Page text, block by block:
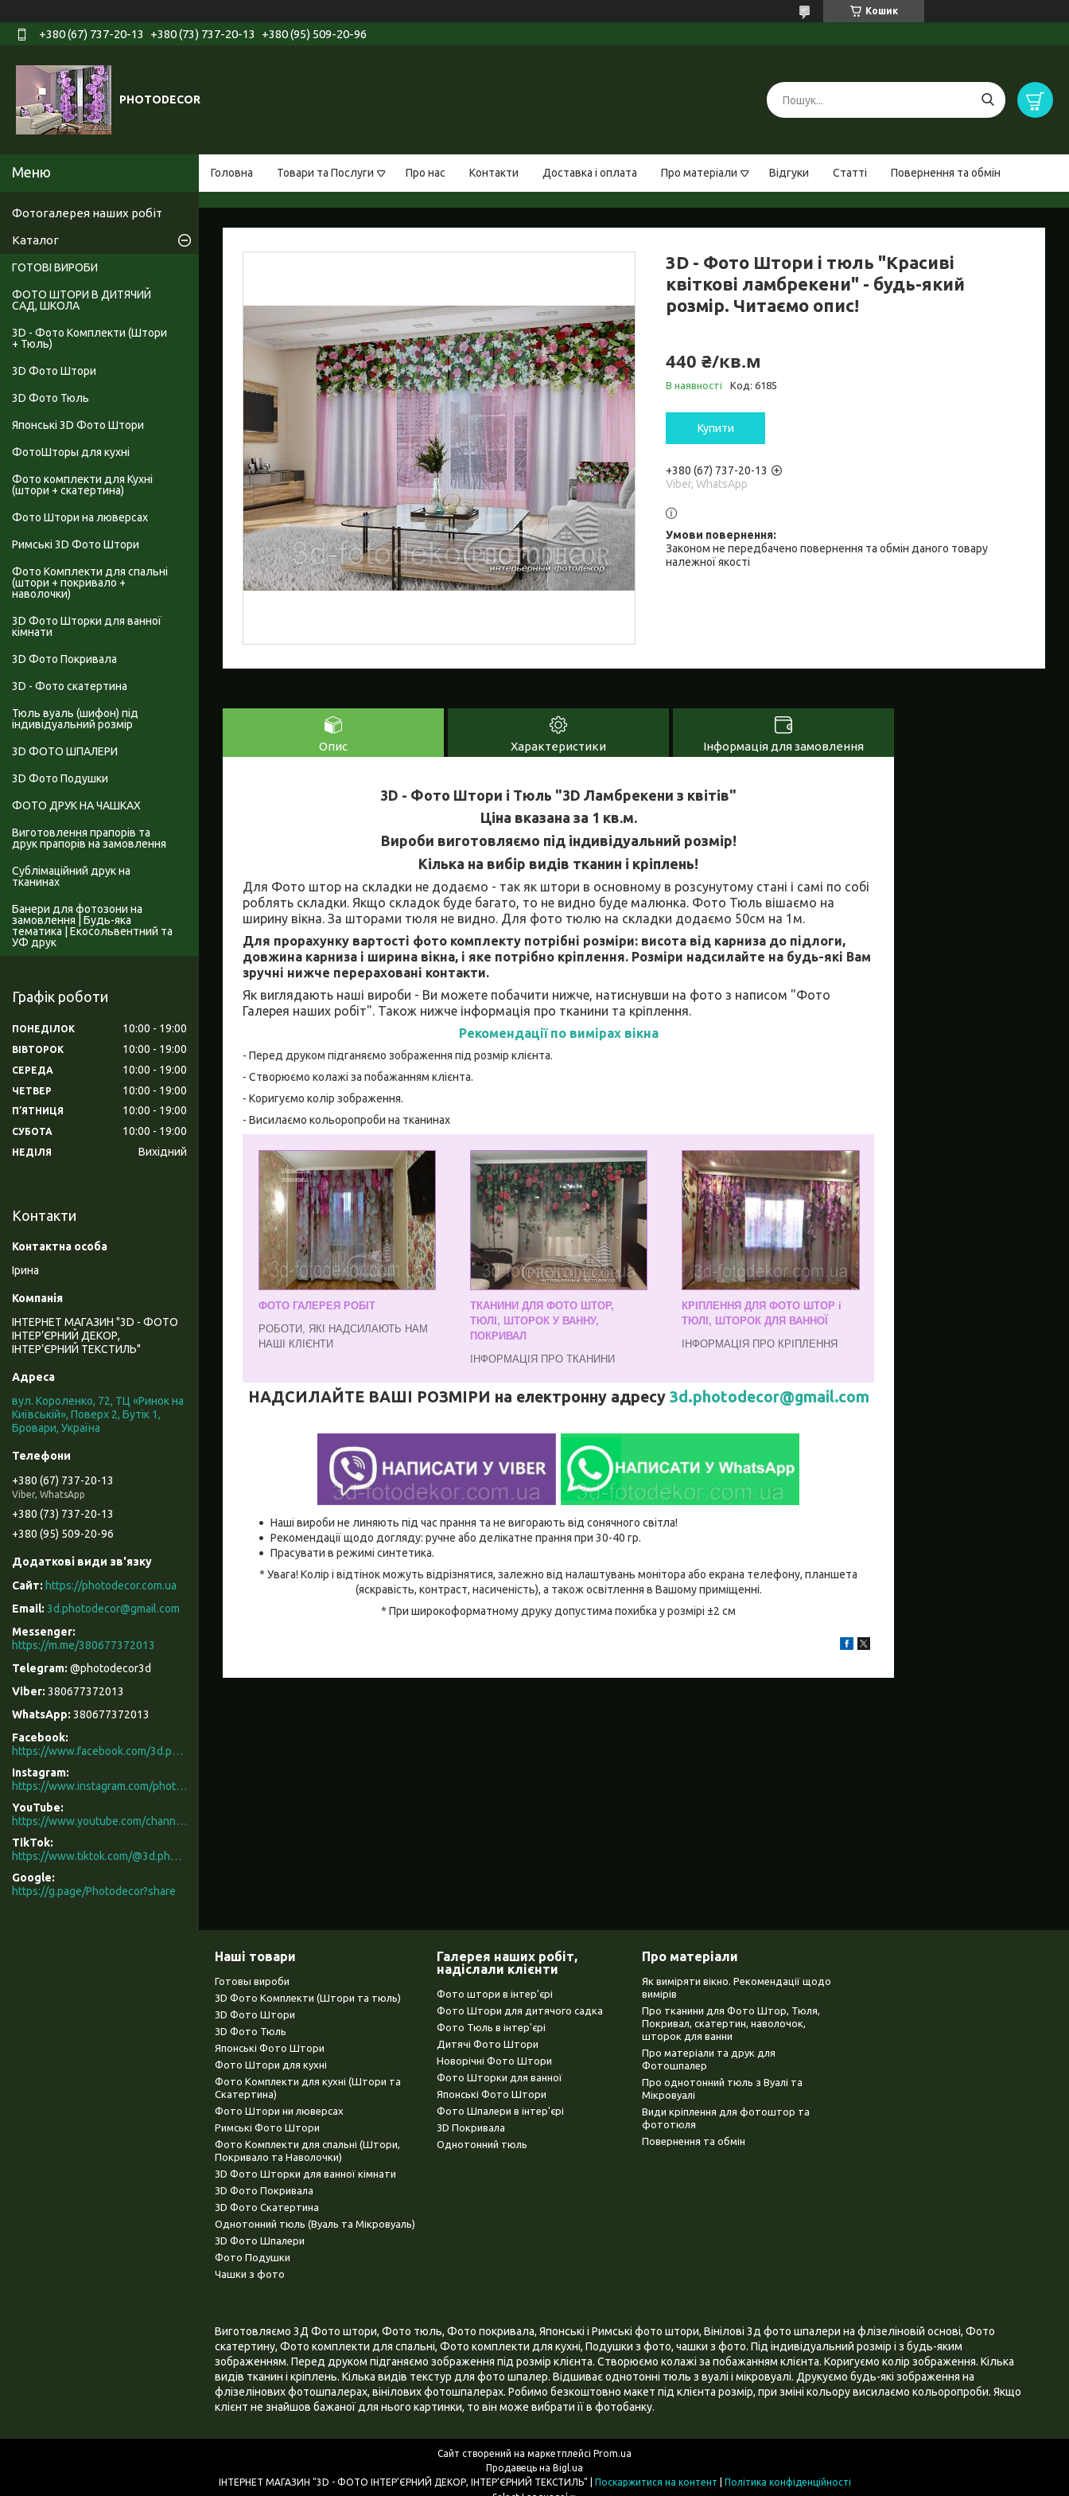
Кошик
+380 (67) 737-20-13 +380 (73) 737-20-13 +380 (95) 509-20-96
PHOTODECOR
Головна Товари та Послуги Про нас Контакти Доставка і оплата Про матеріали Відгуки Статті Повернення та обмін
3D - Фото Штори і тюль "Красиві
квіткові ламбрекени" - будь-який
розмір. Читаємо опис!
440 ₴/кв.м
В наявності Код: 6185
Купити
+380 (67) 737-20-13
Viber, WhatsApp
Законом не передбачено повернення та обмін даного товару
належної якості
Опис Характеристики Інформація для замовлення
3D - Фото Штори і Тюль "3D Ламбрекени з квітів"
Ціна вказана за 1 кв.м.
Вироби виготовляємо під індивідуальний розмір!
Кілька на вибір видів тканин і кріплень!
Для Фото штор на складки не додаємо - так як штори в основному в розсунутому стані і самі по собі
роблять складки. Якщо складок буде багато, то не видно буде малюнка. Фото Тюль вішаємо на
ширину вікна. За шторами тюля не видно. Для фото тюлю на складки додаємо 50см на 1м.
Для прорахунку вартості фото комплекту потрібні розміри: висота від карниза до підлоги,
довжина карниза і ширина вікна, і яке потрібно кріплення. Розміри надсилайте на будь-які Вам
зручні нижче перераховані контакти.
Як виглядають наші вироби - Ви можете побачити нижче, натиснувши на фото з написом "Фото
Галерея наших робіт". Також нижче інформація про тканини та кріплення.
Рекомендації по вимірах вікна
- Перед друком підганяємо зображення під розмір клієнта.
- Створюємо колажі за побажанням клієнта.
- Коригуємо колір зображення.
- Висилаємо кольоропроби на тканинах
ФОТО ГАЛЕРЕЯ РОБІТ
РОБОТИ, ЯКІ НАДСИЛАЮТЬ НАМ
НАШІ КЛІЄНТИ
ТКАНИНИ ДЛЯ ФОТО ШТОР,
ТЮЛІ, ШТОРОК У ВАННУ,
ПОКРИВАЛ
ІНФОРМАЦІЯ ПРО ТКАНИНИ
КРІПЛЕННЯ ДЛЯ ФОТО ШТОР і
ТЮЛІ, ШТОРОК ДЛЯ ВАННОЇ
ІНФОРМАЦІЯ ПРО КРІПЛЕННЯ
НАДСИЛАЙТЕ ВАШІ РОЗМІРИ на електронну адресу 3d.photodecor@gmail.com
Наші вироби не линяють під час прання та не вигорають від сонячного світла!
Рекомендації щодо догляду: ручне або делікатне прання при 30-40 гр.
Прасувати в режимі синтетика.
* Увага! Колір і відтінок можуть відрізнятися, залежно від налаштувань монітора або екрана телефону, планшета
(яскравість, контраст, насиченість), а також освітлення в Вашому приміщенні.
* При широкоформатному друку допустима похибка у розмірі ±2 см
Фотогалерея наших робіт
Каталог
ГОТОВІ ВИРОБИ
ФОТО ШТОРИ В ДИТЯЧИЙ
САД, ШКОЛА
3D - Фото Комплекти (Штори
+ Тюль)
3D Фото Штори
3D Фото Тюль
Японські 3D Фото Штори
ФотоШторы для кухні
Фото комплекти для Кухні
(штори + скатертина)
Фото Штори на люверсах
Римські 3D Фото Штори
Фото Комплекти для спальні
(штори + покривало +
наволочки)
3D Фото Шторки для ванної
кімнати
3D Фото Покривала
3D - Фото скатертина
Тюль вуаль (шифон) під
індивідуальний розмір
3D ФОТО ШПАЛЕРИ
3D Фото Подушки
ФОТО ДРУК НА ЧАШКАХ
Виготовлення прапорів та
друк прапорів на замовлення
Сублімаційний друк на
тканинах
Банери для фотозони на
замовлення | Будь-яка
тематика | Екосольвентний та
УФ друк
Графік роботи
ПОНЕДІЛОК 10:00 19:00
ВІВТОРОК 10:00 19:00
СЕРЕДА 10:00 19:00
ЧЕТВЕР 10:00 19:00
ПʼЯТНИЦЯ 10:00 19:00
СУБОТА 10:00 19:00
НЕДІЛЯ Вихідний
Контакти
Ірина
ІНТЕРНЕТ МАГАЗИН "3D - ФОТО
ІНТЕР’ЄРНИЙ ДЕКОР,
ІНТЕР’ЄРНИЙ ТЕКСТИЛЬ"
вул. Короленко, 72, ТЦ «Ринок на
Київській», Поверх 2, Бутік 1,
Бровари, Україна
+380 (67) 737-20-13
Viber, WhatsApp
+380 (73) 737-20-13
+380 (95) 509-20-96
https://photodecor.com.ua
3d.photodecor@gmail.com
https://m.me/380677372013
@photodecor3d
380677372013
380677372013
Facebook
https://www.facebook.com/3d.photodecor/
Instagram
https://www.instagram.com/photodecor.com.ua/
YouTube
https://www.youtube.com/channel/UCXCUerfqRY1Pw7-IptdbqyA/videos
TikTok
https://www.tiktok.com/@3d.photodecor?is_from_webapp=1&sender_device=pc
Google
https://g.page/Photodecor?share
Наші товари
Готовы вироби
3D Фото Комплекти (Штори та тюль)
3D Фото Штори
3D Фото Тюль
Японські Фото Штори
Фото Штори для кухні
Фото Комплекти для кухні (Штори та
Скатертина)
Фото Штори ни люверсах
Римські Фото Штори
Фото Комплекти для спальні (Штори,
Покривало та Наволочки)
3D Фото Шторки для ванної кімнати
3D Фото Покривала
3D Фото Скатертина
Однотонний тюль (Вуаль та Мікровуаль)
3D Фото Шпалери
Фото Подушки
Чашки з фото
Галерея наших робіт,
надіслали клієнти
Фото штори в інтер'єрі
Фото Штори для дитячого садка
Фото Тюль в інтер'єрі
Дитячі Фото Штори
Новорічні Фото Штори
Фото Шторки для ванної
Японські Фото Штори
Фото Шпалери в інтер'єрі
3D Покривала
Однотонний тюль
Про матеріали
Як виміряти вікно. Рекомендації щодо
вимірів
Про тканини для Фото Штор, Тюля,
Покривал, скатертин, наволочок,
шторок для ванни
Про матеріали та друк для
Фотошпалер
Про однотонний тюль з Вуалі та
Мікровуалі
Види кріплення для фотоштор та
фототюля
Повернення та обмін
Виготовляємо 3Д Фото штори, Фото тюль, Фото покривала, Японські і Римські фото штори, Вінілові 3д фото шпалери на флізеліновій основі, Фото
скатертину, Фото комплекти для спальні, Фото комплекти для кухні, Подушки з фото, чашки з фото. Під індивідуальний розмір і з будь-яким
зображенням. Перед друком підганяємо зображення під розмір клієнта. Створюємо колажі за побажанням клієнта. Коригуємо колір зображення. Кілька
видів тканин і кріплень. Кілька видів текстур для фото шпалер. Відшиває однотонні тюль з вуалі і мікровуалі. Друкуємо будь-які зображення на
флізелінових фотошпалерах, вінілових фотошпалерах. Робимо безкоштовно макет під клієнта розмір, при зміні кольору висилаємо кольоропроби. Якщо
клієнт не знайшов бажаної для нього картинки, то він може вибрати її в фотобанку.
Сайт створений на маркетплейсі Prom.ua
Продавець на Bigl.ua
Поскаржитися на контент
Політика конфіденційності